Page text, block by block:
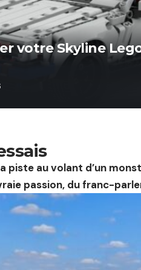
votre Skyline
la piste au volant d’un
passion, du franc-